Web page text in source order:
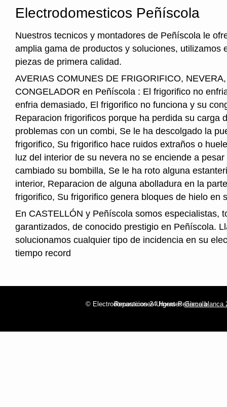
Electrodomesticos Peñíscola
Nuestros tecnicos y montadores de Peñíscola le
amplia gama de productos y soluciones, utilizamos
piezas de primera calidad.
AVERIAS COMUNES DE FRIGORIFICO,
CONGELADOR en Peñíscola : El frigorifico no
enfria demasiado, El frigorifico no funciona y su
Reparacion frigorificos porque ha perdida su carga
problemas con un combi, Se le ha descolgado la
frigorifico, Su frigorifico hace ruidos extraños o
luz del interior de su nevera no se enciende a
cambiado su bombilla, Se le ha roto alguna
interior, Reparacion de alguna abolladura en la
frigorifico, Su frigorifico genera bloques de hielo en
En CASTELLÓN y Peñíscola somos especialistas,
garantizados, de conocido prestigio en Peñíscola.
solucionamos cualquier tipo de incidencia en su
tiempo record
© Electrodomesticos 24 Horas Peñíscola
Reparaciones UrgentesGama blanca